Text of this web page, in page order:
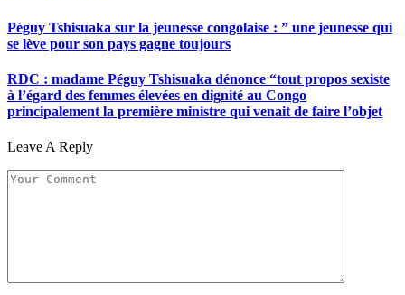
Péguy Tshisuaka sur la jeunesse congolaise : ” une jeunesse qui
se lève pour son pays gagne toujours
RDC : madame Péguy Tshisuaka dénonce “tout propos sexiste
à l’égard des femmes élevées en dignité au Congo
principalement la première ministre qui venait de faire l’objet
Leave A Reply